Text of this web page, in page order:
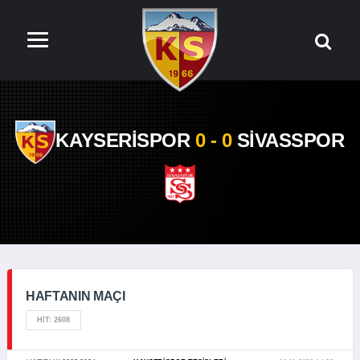
KAYSERİSPOR 0 - 0 SİVASSPOR
HAFTANIN MAÇI
HIT: 2608